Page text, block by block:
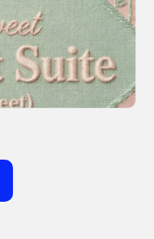
one place. We
OpenArt
workflow finally